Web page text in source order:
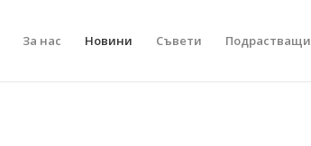
За нас Новини Съвети Подрастващи